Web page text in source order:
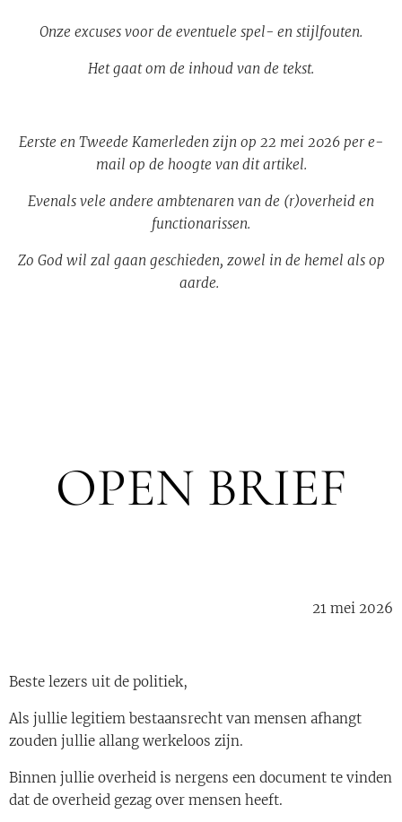
Onze excuses voor de eventuele spel- en stijlfouten.
Het gaat om de inhoud van de tekst.
Eerste en Tweede Kamerleden zijn op 22 mei 2026 per e-
mail op de hoogte van dit artikel.
Evenals vele andere ambtenaren van de (r)overheid en
functionarissen.
Zo God wil zal gaan geschieden, zowel in de hemel als op
aarde.
OPEN BRIEF
21 mei 2026
Beste lezers uit de politiek,
Als jullie legitiem bestaansrecht van mensen afhangt
zouden jullie allang werkeloos zijn.
Binnen jullie overheid is nergens een document te vinden
dat de overheid gezag over mensen heeft.